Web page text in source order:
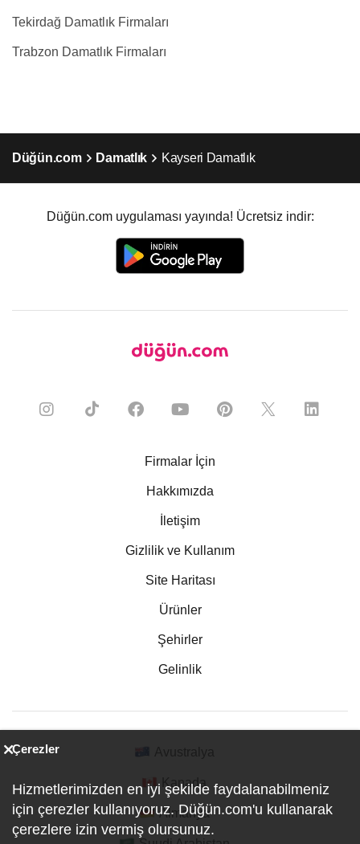
Tekirdağ Damatlık Firmaları
Trabzon Damatlık Firmaları
Düğün.com Damatlık Kayseri Damatlık
Düğün.com uygulaması yayında! Ücretsiz indir:
Firmalar İçin
Hakkımızda
İletişim
Gizlilik ve Kullanım
Site Haritası
Ürünler
Şehirler
Gelinlik
Kanada
Almanya
Çerezler
Hizmetlerimizden en iyi şekilde faydalanabilmeniz
için çerezler kullanıyoruz. Düğün.com'u kullanarak
çerezlere izin vermiş olursunuz.